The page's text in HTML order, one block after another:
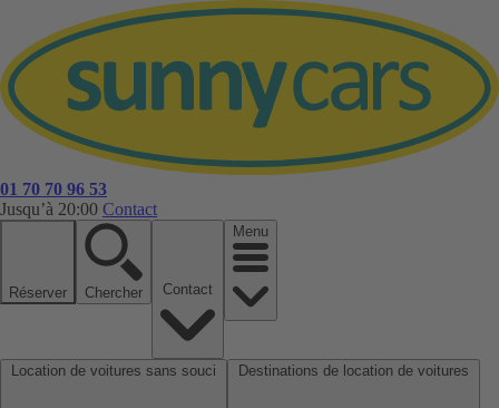
01 70 70 96 53
Jusqu’à 20:00 Contact
Réserver Chercher
Menu